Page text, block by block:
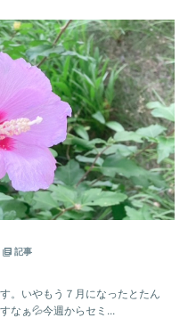
記事
。いやもう７月になったとたん
なぁ💦今週からセミ...